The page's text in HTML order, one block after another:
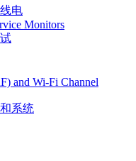
电
Monitors
and Wi-Fi Channel
系统